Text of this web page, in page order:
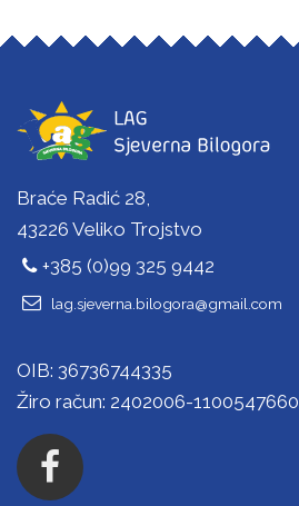
Braće Radić 28,
43226 Veliko Trojstvo
+385 (0)99 325 9442
lag.sjeverna.bilogora@gmail.com
OIB: 36736744335
Žiro račun: 2402006-1100547660